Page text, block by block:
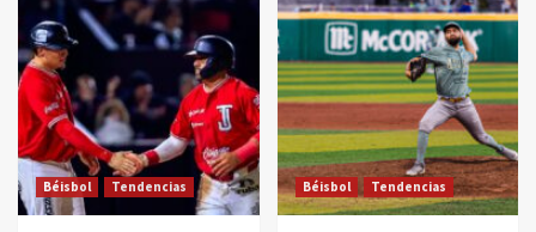
Béisbol Tendencias Béisbol Tendencias